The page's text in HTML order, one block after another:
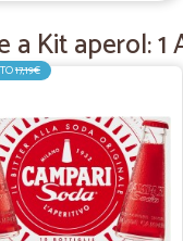
a Kit aperol:
17,19€